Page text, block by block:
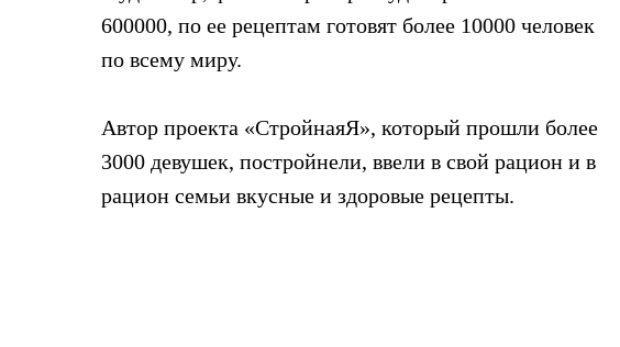
600000, по ее рецептам готовят более 10000 человек
по всему миру.
Автор проекта «СтройнаяЯ», который прошли более
3000 девушек, постройнели, ввели в свой рацион и в
рацион семьи вкусные и здоровые рецепты.